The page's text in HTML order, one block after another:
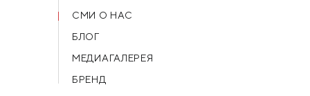
СМИ О НАС
БЛОГ
МЕДИАГАЛЕРЕЯ
БРЕНД